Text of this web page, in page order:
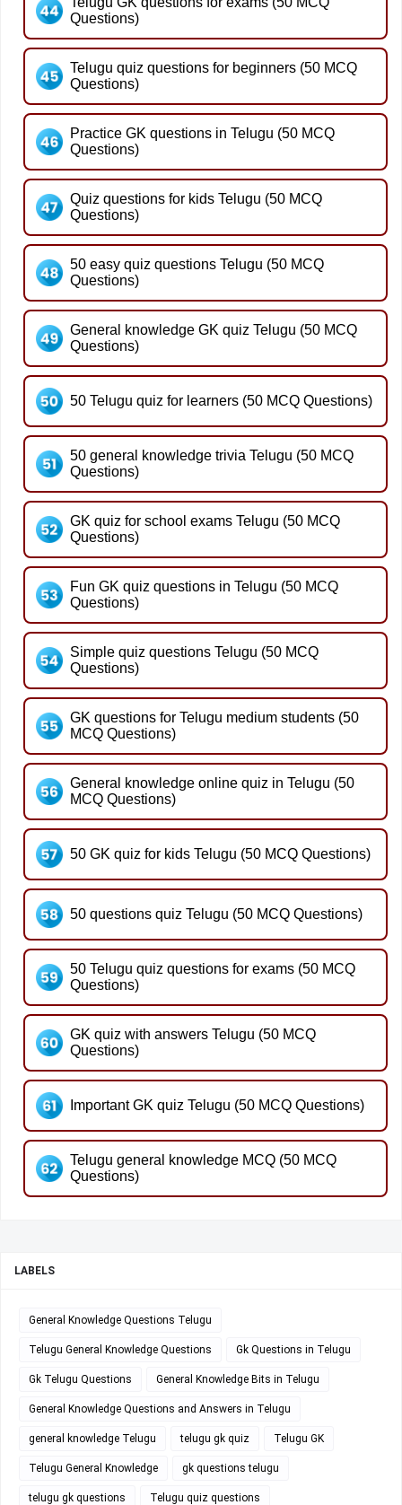
Questions)
Telugu quiz questions for beginners (50 MCQ
Questions)
Practice GK questions in Telugu (50 MCQ
Questions)
Quiz questions for kids Telugu (50 MCQ
Questions)
50 easy quiz questions Telugu (50 MCQ
Questions)
General knowledge GK quiz Telugu (50 MCQ
Questions)
50 Telugu quiz for learners (50 MCQ Questions)
50 general knowledge trivia Telugu (50 MCQ
Questions)
GK quiz for school exams Telugu (50 MCQ
Questions)
Fun GK quiz questions in Telugu (50 MCQ
Questions)
Simple quiz questions Telugu (50 MCQ
Questions)
GK questions for Telugu medium students (50
MCQ Questions)
General knowledge online quiz in Telugu (50
MCQ Questions)
50 GK quiz for kids Telugu (50 MCQ Questions)
50 questions quiz Telugu (50 MCQ Questions)
50 Telugu quiz questions for exams (50 MCQ
Questions)
GK quiz with answers Telugu (50 MCQ
Questions)
Important GK quiz Telugu (50 MCQ Questions)
Telugu general knowledge MCQ (50 MCQ
Questions)
LABELS
General Knowledge Questions Telugu
Telugu General Knowledge Questions Gk Questions in Telugu
Gk Telugu Questions General Knowledge Bits in Telugu
General Knowledge Questions and Answers in Telugu
general knowledge Telugu telugu gk quiz Telugu GK
Telugu General Knowledge gk questions telugu
telugu gk questions Telugu quiz questions